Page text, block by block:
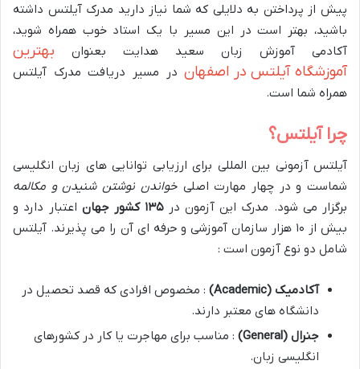
پیش از پرداختن به دلایلی که شما نیاز دارید مدرک آیلتس داشته
باشید، بهتر است در این مسیر با یک استاد خوب همراه شوید،
آکادمی آموزش زبان سعید هدایت بعنوان بهترین
آموزشگاهآیلتس در اصفهاندر مسیر دریافت مدرک آیلتس
همراه شما است.
چرا آیلتس؟
آیلتس آزمونی بین المللی برای ارزیابی توانایی های زبان انگلیسی
شماست و در چهار مهارت اصلیخواندن نوشتن شنیدن و مکالمه
برگزار می شود. مدرک این آزمون در۱۳۵ کشور جهان اعتبار دارد و
بیش از ۱۰ هزار سازمان آموزشی و حرفه ای آن را می پذیرند. آیلتس
شامل دو نوع آزمون است :
آکادمیک (Academic)
: مخصوص افرادی که قصد تحصیل در
دانشگاه های معتبر دارند.
جنرال (General)
: مناسب برای مهاجرت یا کار در کشورهای
انگلیسی زبان.